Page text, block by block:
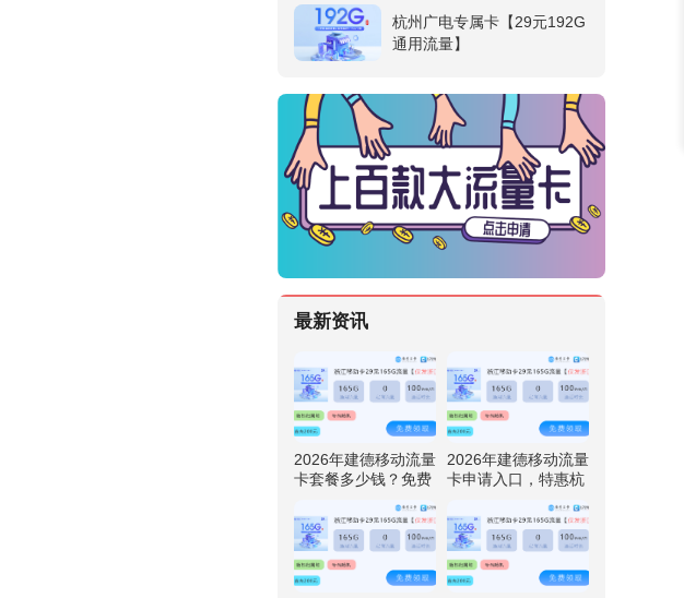
杭州广电专属卡【29元192G
通用流量】
最新资讯
2026年建德移动流量
卡套餐多少钱？免费
29元享165G流量
2026年建德移动流量
卡申请入口，特惠杭
165G流量